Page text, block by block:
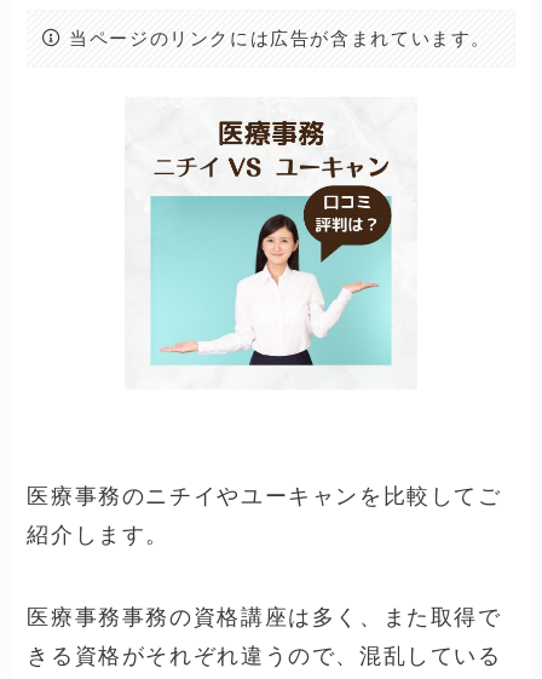
当ページのリンクには広告が含まれています。
医療事務のニチイやユーキャンを比較してご
紹介します。
医療事務事務の資格講座は多く、また取得で
きる資格がそれぞれ違うので、混乱している